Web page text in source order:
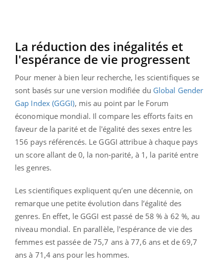
La réduction des inégalités et
l'espérance de vie progressent
Pour mener à bien leur recherche, les scientifiques se
sont basés sur une version modifiée du Global Gender
Gap Index (GGGI), mis au point par le Forum
économique mondial. Il compare les efforts faits en
faveur de la parité et de l'égalité des sexes entre les
156 pays référencés. Le GGGI attribue à chaque pays
un score allant de 0, la non-parité, à 1, la parité entre
les genres.
Les scientifiques expliquent qu’en une décennie, on
remarque une petite évolution dans l’égalité des
genres. En effet, le GGGI est passé de 58 % à 62 %, au
niveau mondial. En parallèle, l'espérance de vie des
femmes est passée de 75,7 ans à 77,6 ans et de 69,7
ans à 71,4 ans pour les hommes.